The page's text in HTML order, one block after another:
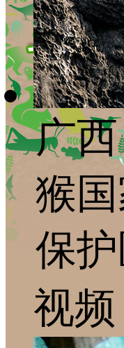
广
猴
保
视频